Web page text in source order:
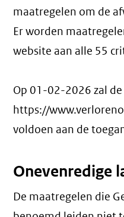
maatregelen om de
Er worden
website aan alle 55
Op 01-02-2026 zal
https://
voldoen aan de
Onevenredige
De maatregelen die